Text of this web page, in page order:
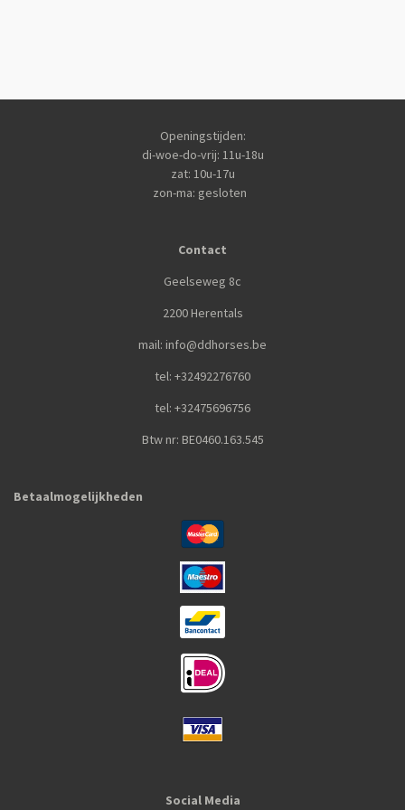
Openingstijden:
di-woe-do-vrij: 11u-18u
zat: 10u-17u
zon-ma: gesloten
Contact
Geelseweg 8c
2200 Herentals
mail: info@ddhorses.be
tel: +32492276760
tel: +32475696756
Btw nr: BE0460.163.545
Betaalmogelijkheden
Social Media